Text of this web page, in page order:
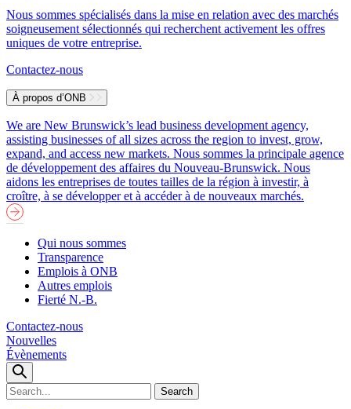
Nous sommes spécialisés dans la mise en relation avec des marchés
soigneusement sélectionnés qui recherchent activement les offres
uniques de votre entreprise.
Contactez-nous
À propos d’ONB
We are New Brunswick’s lead business development agency,
assisting businesses of all sizes across the region to invest, grow,
expand, and access new markets. Nous sommes la principale agence
de développement des affaires du Nouveau-Brunswick. Nous
aidons les entreprises de toutes tailles de la région à investir, à
croître, à se développer et à accéder à de nouveaux marchés.
Qui nous sommes
Transparence
Emplois à ONB
Autres emplois
Fierté N.-B.
Contactez-nous
Nouvelles
Évènements